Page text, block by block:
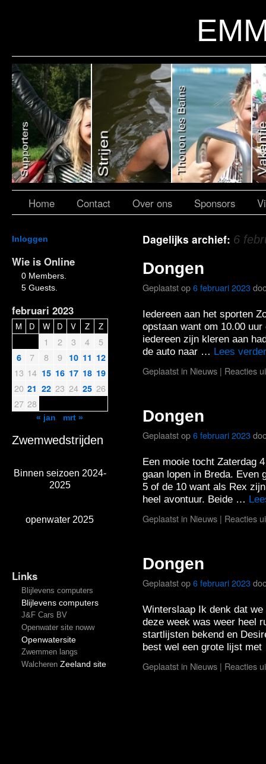
Home Contact Over ons Sponsors
Inloggen
Wie is Online
0 Members.
5 Guests.
februari 2023
M D W D V Z Z
1 2 3 4 5
6 7 8 9 10 11 12
13 14 15 16 17 18 19
20 21 22 23 24 25 26
27 28
« jan mrt »
Zwemwedstrijden
Binnen seizoen 2024-
2025
openwater 2025
Links
Blijlevens computers
Blijlevens computers
J&F Cars BV
Openwater site noww
Openwatersite
Zwemmen langs
WalcherenZeeland site
Dagelijks archief: 6
Dongen
Geplaatst op6 februari 2023
Iedereen aan het sporten
opstaan want om 10.00
iedereen zijn kleren aan
de auto naar … Lees
Geplaatst in Nieuws | Reacties
Dongen
Geplaatst op6 februari 2023
Een mooie tocht Zaterdag
gaan lopen in Breda. Even
5 of de 10 want als Rex
heel avontuur. Beide …
Geplaatst in Nieuws | Reacties
Dongen
Geplaatst op6 februari 2023
Winterslaap Ik denk dat
deze week was weer heel
startlijsten bekend en
best wel een grote lijst
Geplaatst in Nieuws | Reacties